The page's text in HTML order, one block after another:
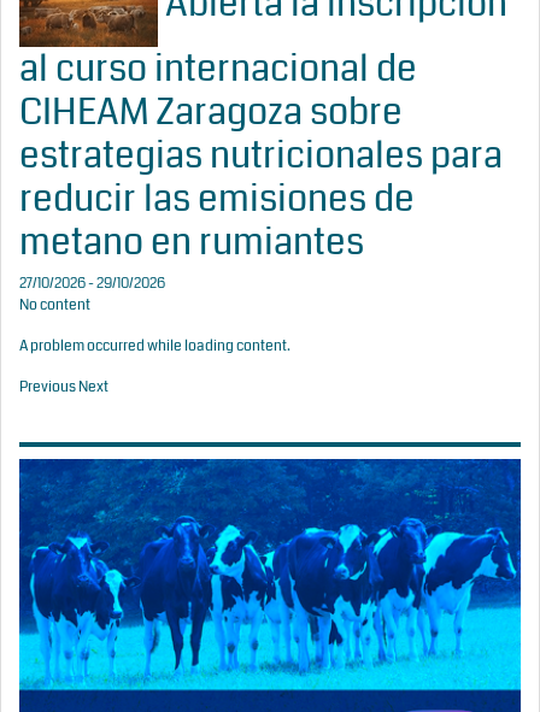
al curso internacional de
CIHEAM Zaragoza sobre
estrategias nutricionales para
reducir las emisiones de
metano en rumiantes
27/10/2026 - 29/10/2026
No content
A problem occurred while loading content.
PreviousNext